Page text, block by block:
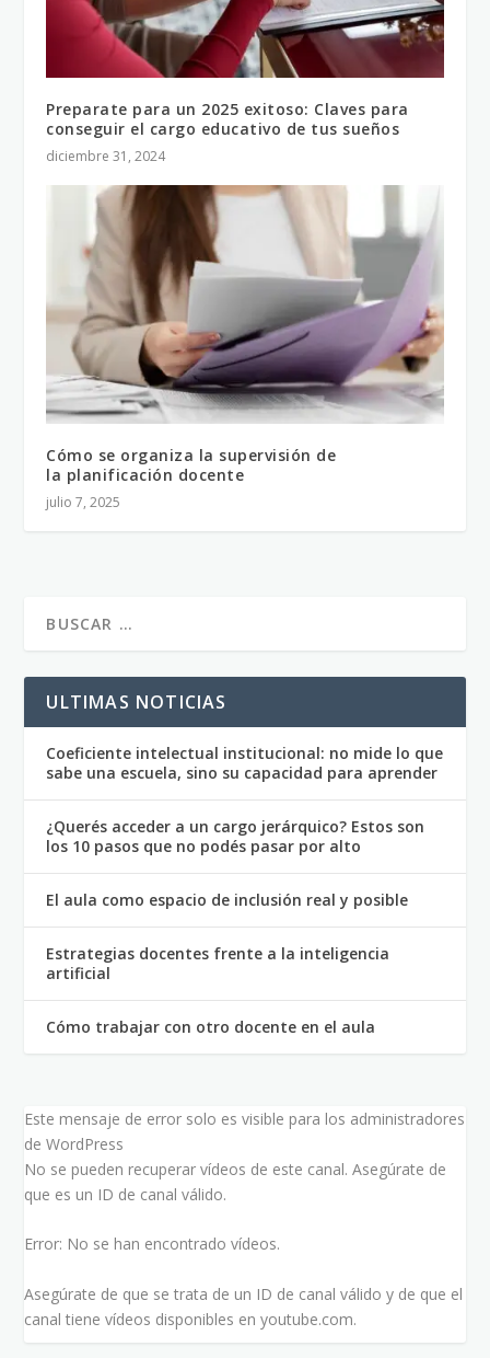
Preparate para un 2025 exitoso: Claves para
conseguir el cargo educativo de tus sueños
diciembre 31, 2024
Cómo se organiza la supervisión de
la planificación docente
julio 7, 2025
ULTIMAS NOTICIAS
Coeficiente intelectual institucional: no mide lo que
sabe una escuela, sino su capacidad para aprender
¿Querés acceder a un cargo jerárquico? Estos son
los 10 pasos que no podés pasar por alto
El aula como espacio de inclusión real y posible
Estrategias docentes frente a la inteligencia
artificial
Cómo trabajar con otro docente en el aula
Este mensaje de error solo es visible para los administradores
de WordPress
No se pueden recuperar vídeos de este canal. Asegúrate de
que es un ID de canal válido.
Error: No se han encontrado vídeos.
Asegúrate de que se trata de un ID de canal válido y de que el
canal tiene vídeos disponibles en youtube.com.